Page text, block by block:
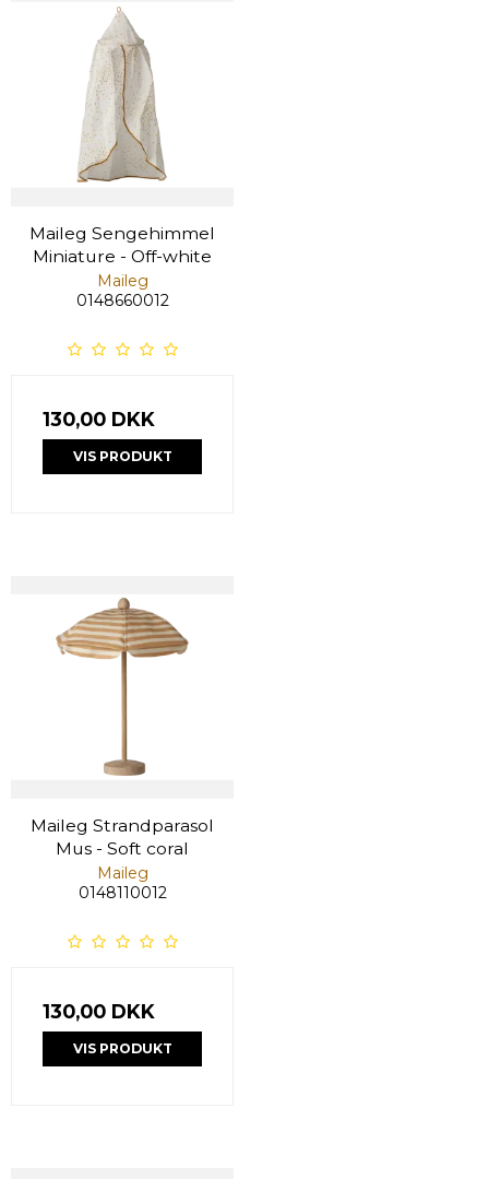
Maileg Sengehimmel
Miniature - Off-white
Maileg
0148660012
130,00 DKK
VIS PRODUKT
Maileg Strandparasol
Mus - Soft coral
Maileg
0148110012
130,00 DKK
VIS PRODUKT